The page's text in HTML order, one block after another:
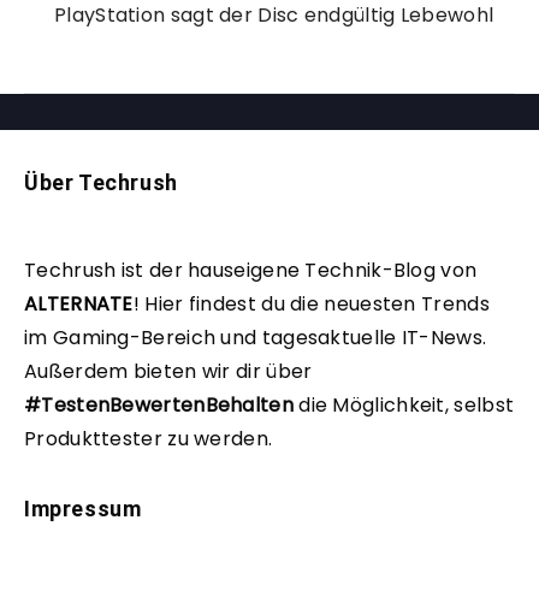
PlayStation sagt der Disc endgültig Lebewohl
Über Techrush
Techrush ist der hauseigene Technik-Blog von
ALTERNATE! Hier findest du die neuesten Trends
im Gaming-Bereich und tagesaktuelle IT-News.
Außerdem bieten wir dir über
#TestenBewertenBehaltendie Möglichkeit, selbst
Produkttester zu werden.
Impressum